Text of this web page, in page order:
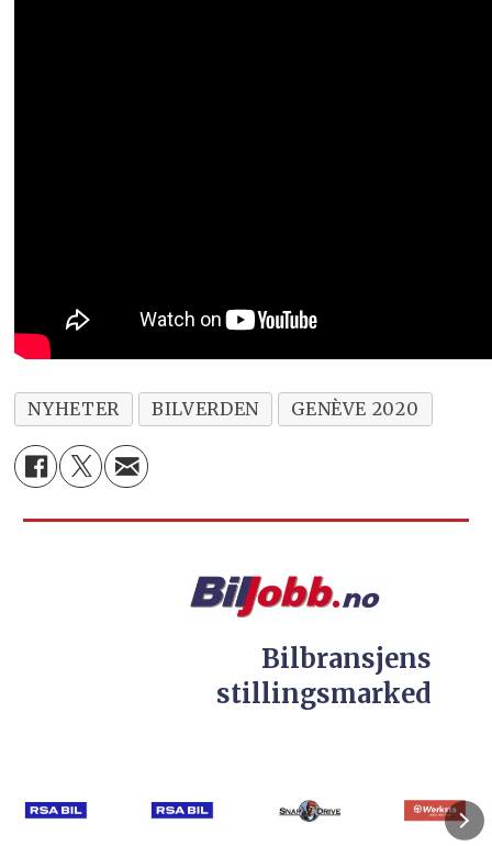
NYHETER BILVERDEN GENÈVE 2020
Bilbransjens
stillingsmarked